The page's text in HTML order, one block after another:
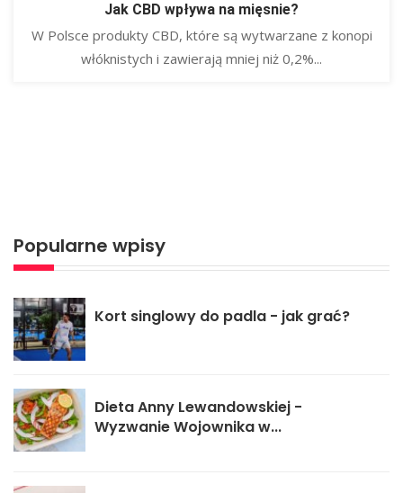
Jak CBD wpływa na mięsnie?
W Polsce produkty CBD, które są wytwarzane z konopi
włóknistych i zawierają mniej niż 0,2%...
Popularne wpisy
Kort singlowy do padla - jak grać?
Dieta Anny Lewandowskiej -
Wyzwanie Wojownika w...